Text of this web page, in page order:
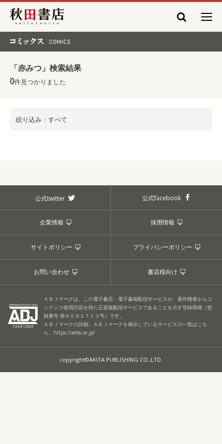
秋田書店
「赤みつ」検索結果
0件見つかりました
絞り込み：すべて
公式twitter 公式facebook
企業情報 採用情報
サイトポリシー プライバシーポリシー
お問い合わせ 書店様向け
ＡＢＪマークは、この電子書店・電子書籍配信サービスが、著作権者からコ
ンテンツ使用許諾を得た正規版配信サービスであることを示す登録商標（登
録番号 第６０９１７１３号）です。
ＡＢＪマークの詳細、ＡＢＪマークを掲示しているサービスの一覧はこち
ら。 https://aebs.or.jp/
copyright©AKITA PUBLISHING CO.,LTD.